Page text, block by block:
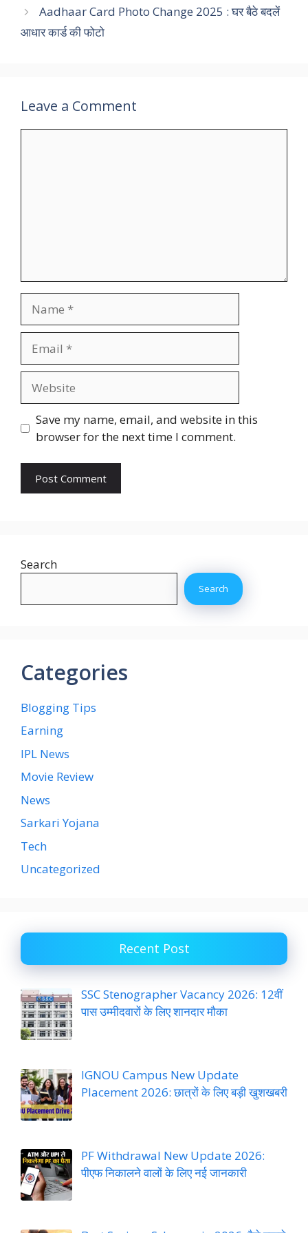
Aadhaar Card Photo Change 2025 : घर बैठे बदलें
आधार कार्ड की फोटो
Leave a Comment
Save my name, email, and website in this
browser for the next time I comment.
Search
Search
Categories
Blogging Tips
Earning
IPL News
Movie Review
News
Sarkari Yojana
Tech
Uncategorized
Recent Post
SSC Stenographer Vacancy 2026: 12वीं
पास उम्मीदवारों के लिए शानदार मौका
IGNOU Campus New Update
Placement 2026: छात्रों के लिए बड़ी खुशखबरी
PF Withdrawal New Update 2026:
पीएफ निकालने वालों के लिए नई जानकारी